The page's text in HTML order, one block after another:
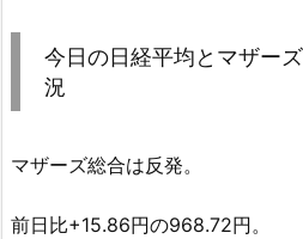
今日の日経平均とマザー
況
マザーズ総合は反発。
前日比+15.86円の968.72円。